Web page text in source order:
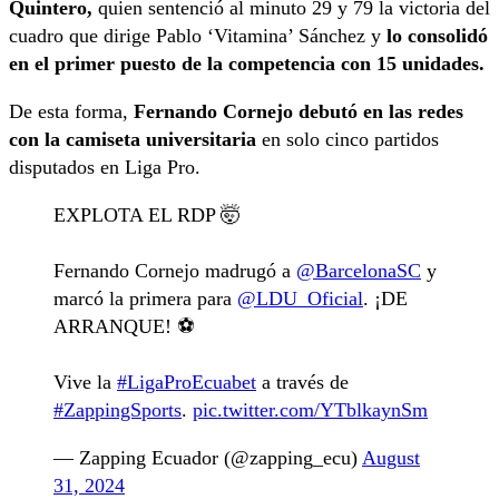
Quintero, quien sentenció al minuto 29 y 79 la victoria del
cuadro que dirige Pablo ‘Vitamina’ Sánchez y lo consolidó
en el primer puesto de la competencia con 15 unidades.
De esta forma, Fernando Cornejo debutó en las redes
con la camiseta universitaria en solo cinco partidos
disputados en Liga Pro.
EXPLOTA EL RDP 🤯
Fernando Cornejo madrugó a @BarcelonaSC y
marcó la primera para @LDU_Oficial. ¡DE
ARRANQUE! ⚽️
Vive la #LigaProEcuabet a través de
#ZappingSports. pic.twitter.com/YTblkaynSm
— Zapping Ecuador (@zapping_ecu) August
31, 2024